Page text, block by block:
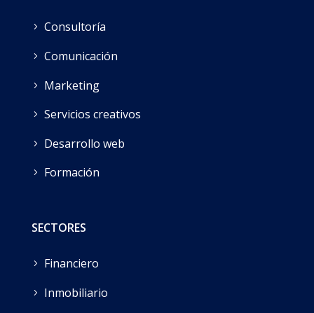
Consultoría
Comunicación
Marketing
Servicios creativos
Desarrollo web
Formación
SECTORES
Financiero
Inmobiliario